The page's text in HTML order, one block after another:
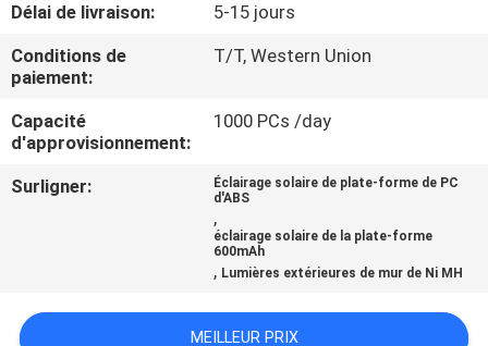
DE
QUALITÉ
NOUS
CAS
Délai de livraison:
5-15 jours
Conditions de
paiement:
T/T, Western Union
Capacité
d'approvisionnement:
1000 PCs /day
Surligner:
Éclairage solaire de plate-forme de PC
d'ABS
,
éclairage solaire de la plate-forme
600mAh
, Lumières extérieures de mur de Ni MH
MEILLEUR PRIX